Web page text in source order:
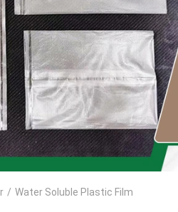
/ Water Soluble Plastic Film